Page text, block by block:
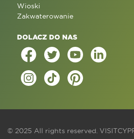
Wioski
Zakwaterowanie
DOLACZ DO NAS
© 2025 All rights reserved.